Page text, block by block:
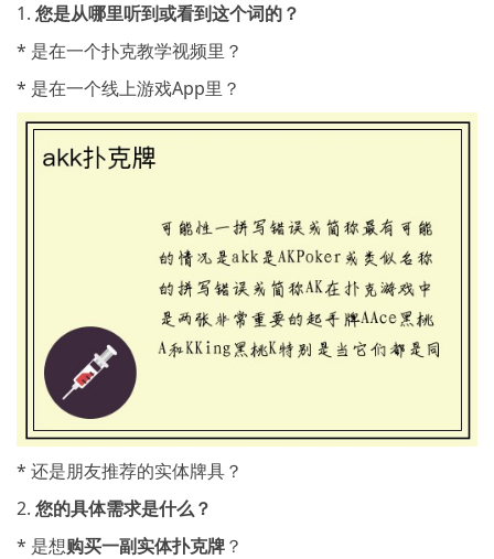
1. 您是从哪里听到或看到这个词的？
* 是在一个扑克教学视频里？
* 是在一个线上游戏App里？
* 还是朋友推荐的实体牌具？
2. 您的具体需求是什么？
* 是想购买一副实体扑克牌？